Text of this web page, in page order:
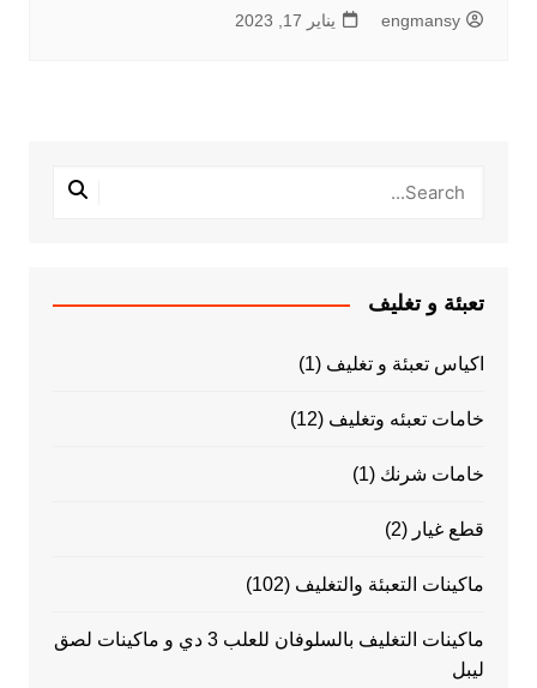
engmansy يناير 17, 2023
تعبئة و تغليف
اكياس تعبئة و تغليف (1)
خامات تعبئه وتغليف (12)
خامات شرنك (1)
قطع غيار (2)
ماكينات التعبئة والتغليف (102)
ماكينات التغليف بالسلوفان للعلب 3 دي و ماكينات لصق
ليبل